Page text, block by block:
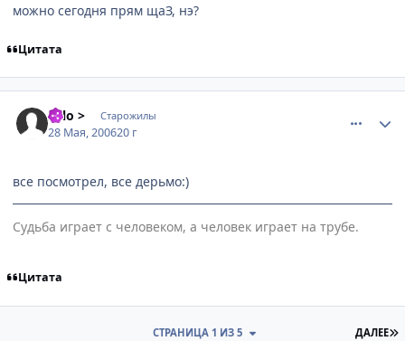
можно сегодня прям щаЗ, нэ?
Цитата
solo > Старожилы
28 Мая, 200620 г
все посмотрел, все дерьмо:)
Судьба играет с человеком, а человек играет на трубе.
Цитата
ДАЛЕЕ
СТРАНИЦА 1 ИЗ 5